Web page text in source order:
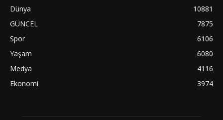
Dünya
10881
GÜNCEL
7875
Spor
6106
Yaşam
6080
Medya
4116
Ekonomi
3974